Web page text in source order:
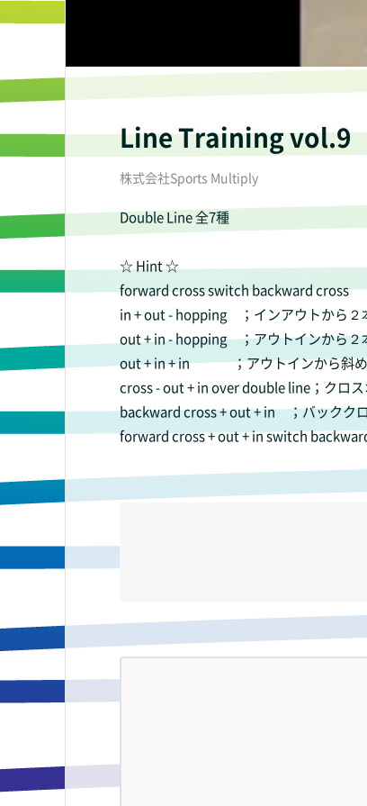
Line Training vol.9
株式会社Sports Multiply
Double Line 全7種
☆ Hint ☆
forward cross switch backward cross
in + out - hopping ；インアウトから２
out + in - hopping ；アウトインから２
out + in + in ；アウトインから斜め
cross - out + in over double line；クロ
backward cross + out + in ；バックク
forward cross + out + in switch